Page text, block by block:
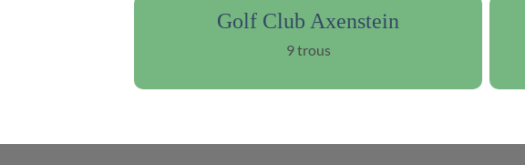
Golf Club Axenstein
9 trous